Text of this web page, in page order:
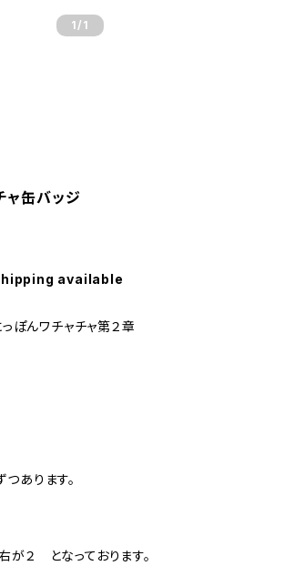
1 /1
ャ缶バッジ
available
ぽんワチャチャ第２章
あります。
２ となっております。